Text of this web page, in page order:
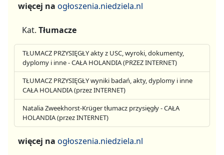
więcej na ogłoszenia.niedziela.nl
Kat. Tłumacze
TŁUMACZ PRZYSIĘGŁY akty z USC, wyroki, dokumenty,
dyplomy i inne - CAŁA HOLANDIA (PRZEZ INTERNET)
TŁUMACZ PRZYSIĘGŁY wyniki badań, akty, dyplomy i inne
CAŁA HOLANDIA (przez INTERNET)
Natalia Zweekhorst-Krüger tłumacz przysięgły - CAŁA
HOLANDIA (przez INTERNET)
więcej na ogłoszenia.niedziela.nl